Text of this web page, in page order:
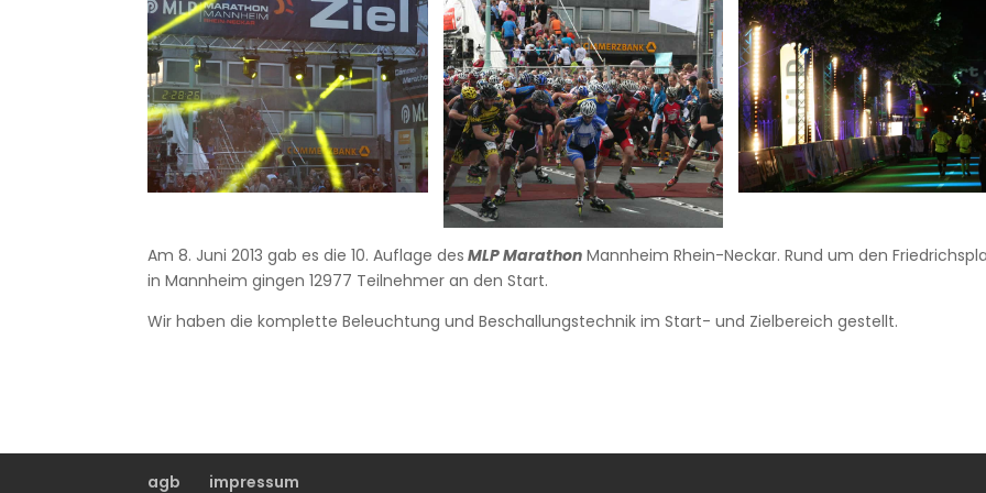
Am 8. Juni 2013 gab es die 10. Auflage des MLP Marathon Mannheim Rhein-Neckar. Rund um den
in Mannheim gingen 12977 Teilnehmer an den Start.
Wir haben die komplette Beleuchtung und Beschallungstechnik im Start- und Zielbereich gestellt.
agb impressum